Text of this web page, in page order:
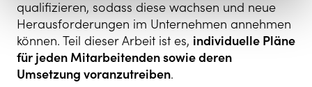
qualifizieren, sodass diese wachsen und neue
Herausforderungen im Unternehmen annehmen
können. Teil dieser Arbeit ist es, individuelle Pläne
für jeden Mitarbeitenden sowie deren
Umsetzung voranzutreiben.